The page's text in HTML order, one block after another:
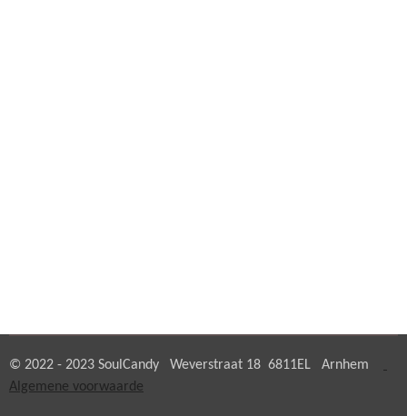
© 2022 - 2023 SoulCandy Weverstraat 18 6811EL Arnhem
Algemene voorwaarde